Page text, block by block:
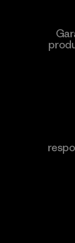
información
Kwang